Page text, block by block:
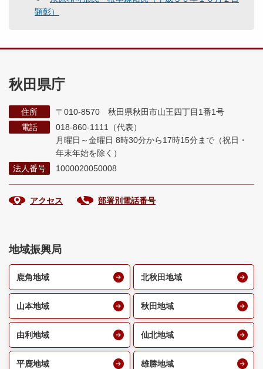
顕彰）
秋田県庁
住所
〒010-8570 秋田県秋田市山王四丁目1番1号
電話
018-860-1111（代表）
月曜日～金曜日 8時30分から17時15分まで （祝日・
年末年始を除く）
法人番号
1000020050008
アクセス 部署別電話番号
地域振興局
鹿角地域 北秋田地域
山本地域 秋田地域
由利地域 仙北地域
平鹿地域 雄勝地域